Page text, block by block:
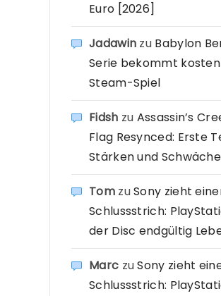
Euro [2026]
Jadawin zu Babylon
Serie bekommt
Steam-Spiel
Fidsh zu Assassin’s
Flag Resynced: Erste
Stärken und
TomzuSony zieht
Schlussstrich:
der Disc endgültig
Marc zuSony zieht
Schlussstrich: